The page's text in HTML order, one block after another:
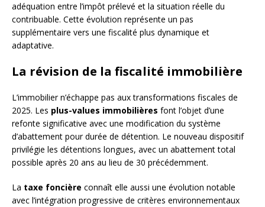
adéquation entre l’impôt prélevé et la situation réelle du
contribuable. Cette évolution représente un pas
supplémentaire vers une fiscalité plus dynamique et
adaptative.
La révision de la fiscalité immobilière
L’immobilier n’échappe pas aux transformations fiscales de
2025. Les plus-values immobilières font l’objet d’une
refonte significative avec une modification du système
d’abattement pour durée de détention. Le nouveau dispositif
privilégie les détentions longues, avec un abattement total
possible après 20 ans au lieu de 30 précédemment.
La taxe foncière connaît elle aussi une évolution notable
avec l’intégration progressive de critères environnementaux